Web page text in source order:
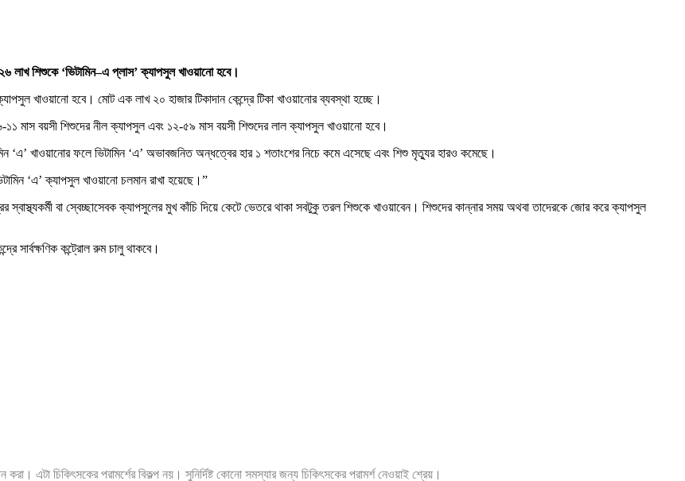
লাখ শিশুকে‘ভিটামিন–এ প্লাস’ক্যাপসুল খাওয়ানো হবে।
খাওয়ানো হবে। মোট এক লাখ ২০ হাজার টিকাদান কেন্দ্রে টিকা খাওয়ানোর ব্যবস্থা হচ্ছে।
মাস বয়সী শিশুদের নীল ক্যাপসুল এবং ১২-৫৯ মাস বয়সী শিশুদের লাল ক্যাপসুল খাওয়ানো হবে।
‘এ’ খাওয়ানোর ফলে ভিটামিন ‘এ’ অভাবজনিত অন্ধত্বের হার ১ শতাংশের নিচে কমে এসেছে এবং শিশু মৃত্যুর হারও কমেছে।
‘এ’ ক্যাপসুল খাওয়ানো চলমান রাখা হয়েছে।”
স্বাস্থ্যকর্মী বা স্বেচ্ছাসেবক ক্যাপসুলের মুখ কাঁচি দিয়ে কেটে ভেতরে থাকা সবটুকু তরল শিশুকে খাওয়াবেন। শিশুদের কান্নার সময় অথবা তাদেরকে জোর করে ক্যাপসুল
সার্বক্ষণিক কন্ট্রোল রুম চালু থাকবে।
এটা চিকিৎসকের পরামর্শের বিকল্প নয়। সুনির্দিষ্ট কোনো সমস্যার জন্য চিকিৎসকের পরামর্শ নেওয়াই শ্রেয়।